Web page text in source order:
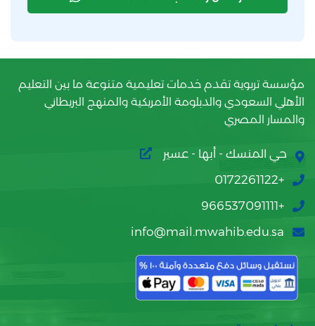
مؤسسة تربوية تقدم خدمات تعليمية متنوعة ما بين التعليم
الأهلي السعودي والدبلومة الأمريكية والمنهج البريطاني
والمسار المصري
حي المنسك - أبها - عسير
+0172261122
+966537091111
info@mail.mwahib.edu.sa